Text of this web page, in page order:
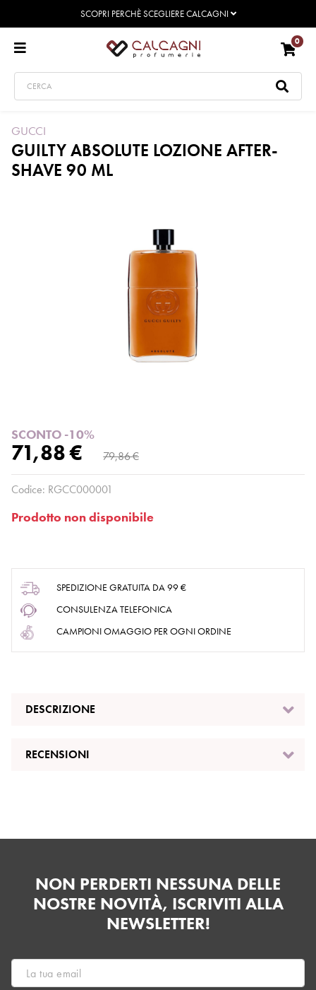
SCOPRI PERCHÈ SCEGLIERE CALCAGNI
0
GUCCI
GUILTY ABSOLUTE LOZIONE AFTER-
SHAVE 90 ML
SCONTO -10%
71,88 € 79,86 €
Codice: RGCC000001
Prodotto non disponibile
SPEDIZIONE GRATUITA DA 99 €
CONSULENZA TELEFONICA
CAMPIONI OMAGGIO PER OGNI ORDINE
DESCRIZIONE
RECENSIONI
NON PERDERTI NESSUNA DELLE
NOSTRE NOVITÀ, ISCRIVITI ALLA
NEWSLETTER!